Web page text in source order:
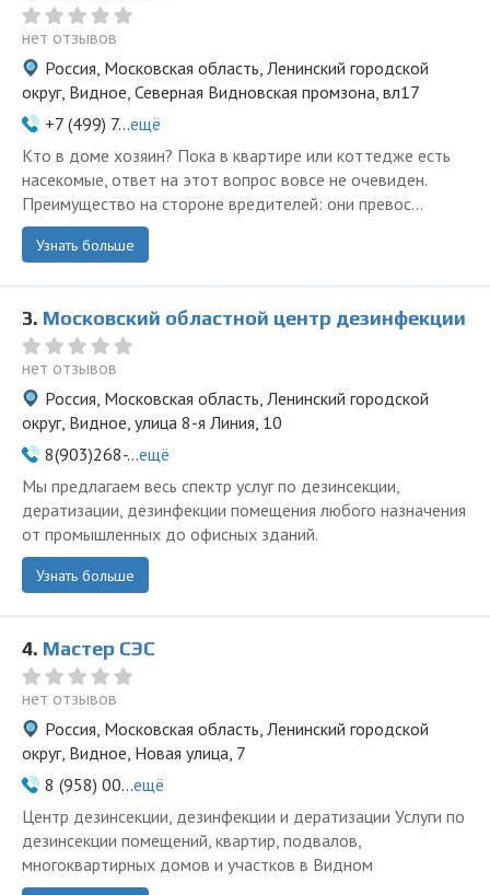
нет отзывов
Россия, Московская область, Ленинский городской
округ, Видное, Северная Видновская промзона, вл17
+7 (499) 7...ещё
Кто в доме хозяин? Пока в квартире или коттедже есть
насекомые, ответ на этот вопрос вовсе не очевиден.
Преимущество на стороне вредителей: они превос...
Узнать больше
3. Московский областной центр дезинфекции
нет отзывов
Россия, Московская область, Ленинский городской
округ, Видное, улица 8-я Линия, 10
8(903)268-...ещё
Мы предлагаем весь спектр услуг по дезинсекции,
дератизации, дезинфекции помещения любого назначения
от промышленных до офисных зданий.
Узнать больше
4. Мастер СЭС
нет отзывов
Россия, Московская область, Ленинский городской
округ, Видное, Новая улица, 7
8 (958) 00...ещё
Центр дезинсекции, дезинфекции и дератизации Услуги по
дезинсекции помещений, квартир, подвалов,
многоквартирных домов и участков в Видном